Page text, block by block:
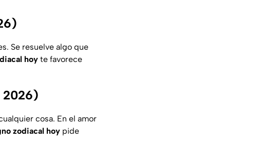
Se resuelve algo que
hoy te favorece
2026)
cosa. En el amor
zodiacal hoy pide